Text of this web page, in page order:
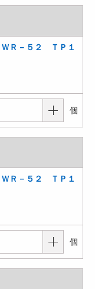
Ｒ－５２ ＴＰ１
個
Ｒ－５２ ＴＰ１
個